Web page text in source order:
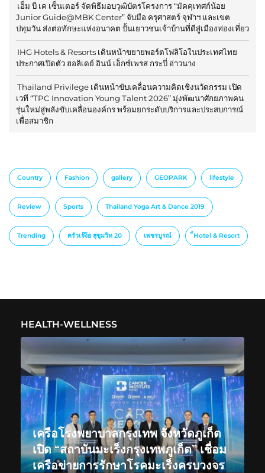
เอ็ม บี เค เซ็นเตอร์ จัดพิธีมอบวุฒิบัตรโครงการ “มัคคุเทศก์น้อย
Junior Guide@MBK Center” จับมือ ครุศาสตร์ จุฬาฯ และเขต
ปทุมวัน ส่งต่อทักษะแห่งอนาคต ปั้นเยาวชนเจ้าบ้านที่ดีสู่เมืองท่องเที่ยว
IHG Hotels & Resorts เดินหน้าขยายพอร์ตโฟลิโอในประเทศไทย
ประกาศเปิดตัว ฮอลิเดย์ อินน์ เอ็กซ์เพรส กระบี่ อ่าวนาง
Thailand Privilege เดินหน้าขับเคลื่อนความคิดเชิงนวัตกรรม เปิด
เวที “TPC Innovation Young Talent 2026” มุ่งพัฒนาศักยภาพคน
รุ่นใหม่สู่พลังขับเคลื่อนองค์กร พร้อมยกระดับบริการและประสบการณ์
เพื่อสมาชิก
Country Fashion gallery GEOPARK lifestyle
Review Sports Thailand Yoga Art & Dance 2019
Trending ครัวเจ๊ง้อ สุขุมวิท 20 เพชรบูรณ์ ็Hotel & Resort
HEALTH-WELLNESS
เครือโรงพยาบาลกรุงเทพ จังหวัดภูเก็ต
เปิด “สถาบันมะเร็งกรุงเทพภูเก็ต” เชื่อม
เครือข่ายการรักษาโรคมะเร็งครบวงจร